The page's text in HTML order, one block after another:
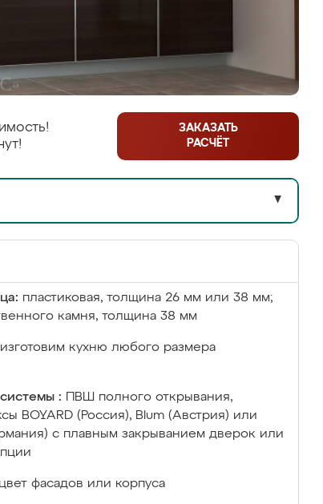
ЗАКАЗАТЬ
РАСЧЁТ
▼
пластиковая, толщина 26 мм или 38 мм;
камня, толщина 38 мм
изготовим кухню любого размера
:
ПВШ полного открывания,
BOYARD (Россия), Blum (Австрия) или
с плавным закрыванием дверок или
фасадов или корпуса